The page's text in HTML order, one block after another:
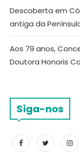
Descoberta em
antiga da
Aos 79 anos,
Doutora Honoris
Siga-nos